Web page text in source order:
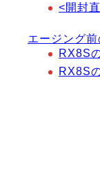
<開封
エージング
RX8S
RX8S